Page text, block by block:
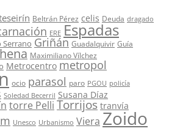
Beltrán Pérez celis Deuda dragado
ERE Espadas
Serrano Griñán Guadalquivir Guía
Maximiliano Vílchez
Metrocentro metropol
ocio parasol paro PGOU policía
Soledad Becerril Susana Díaz
torre Pelli Torrijos tranvía
Unesco Urbanismo Viera Zoido